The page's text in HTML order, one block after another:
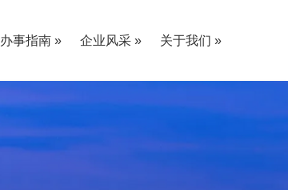
办事指南 » 企业风采 » 关于我们 »